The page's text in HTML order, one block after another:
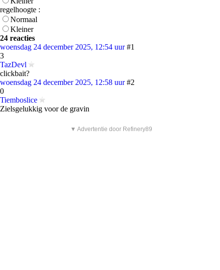
regelhoogte :
Normaal
Kleiner
24 reacties
woensdag 24 december 2025, 12:54 uur #1
3
TazDevl
clickbait?
woensdag 24 december 2025, 12:58 uur #2
0
Tiemboslice
Zielsgelukkig voor de gravin
▼ Advertentie door Refinery89